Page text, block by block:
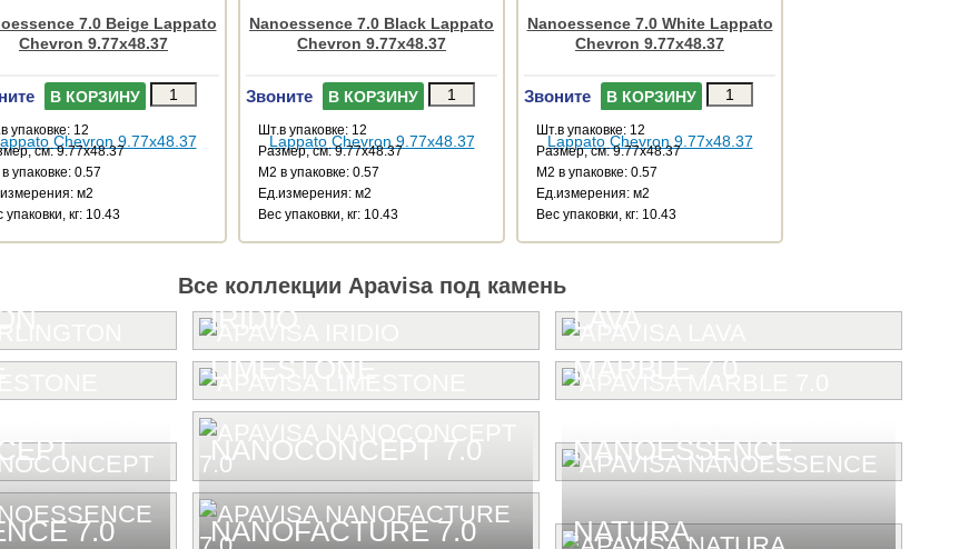
7.0 Beige Lappato
Chevron 9.77x48.37
В КОРЗИНУ
упаковке: 12
см: 9.77x48.37
упаковке: 0.57
м2
упаковки, кг: 10.43
Nanoessence 7.0 Black Lappato
Chevron 9.77x48.37
Звоните В КОРЗИНУ
Шт.в упаковке: 12
Размер, см: 9.77x48.37
М2 в упаковке: 0.57
Ед.измерения: м2
Веc упаковки, кг: 10.43
Nanoessence 7.0 White Lappato
Chevron 9.77x48.37
Звоните В КОРЗИНУ
Шт.в упаковке: 12
Размер, см: 9.77x48.37
М2 в упаковке: 0.57
Ед.измерения: м2
Веc упаковки, кг: 10.43
Все коллекции Apavisa под камень
IRIDIO
LAVA
LIMESTONE MARBLE 7.0
NANOCONCEPT 7.0 NANOESSENCE
7.0 NANOFACTURE 7.0
NATURA